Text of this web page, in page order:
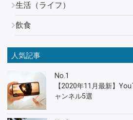
生活（ライフ）
飲食
人気記事
No.1
【2020年11月最新】
ャンネル5選